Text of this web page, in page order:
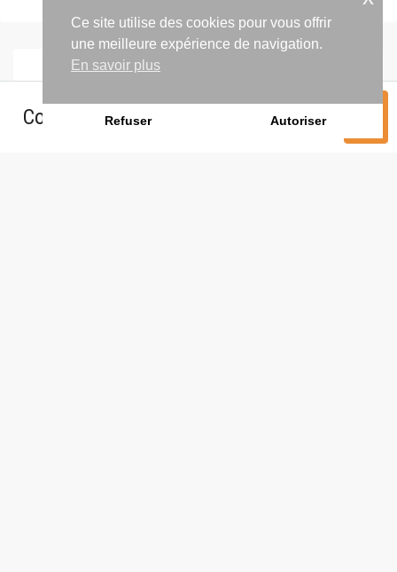
Contacter l'agence
Contacter l'agence
Ce site utilise des cookies pour vous offrir
une meilleure expérience de navigation.
En savoir plus
Refuser Autoriser